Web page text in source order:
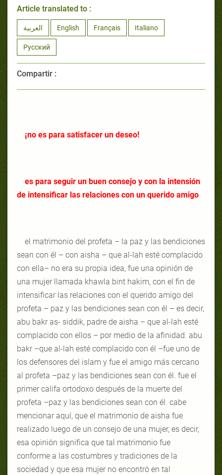
Article translated to :
العربية English Français Italiano
Русский
Compartir :
¡no es para satisfacer un deseo!
es para seguir un buen consejo y con la intensión
de intensificar las relaciones con un querido amigo
el matrimonio del profeta – la paz y las bendiciones
sean con él – con aisha – que al-lah esté complacido
con ella– no era su propia idea, fue una opinión de
una mujer llamada khawla bint hakim, con el fin de
intensificar las relaciones con el querido amigo del
profeta – paz y las bendiciones sean con él – es decir,
abu bakr as- siddik, padre de aisha – que al-lah esté
complacido con ellos – por medio de la afinidad. abu
bakr –que al-lah esté complacido con él –fue uno de
los defensores del islam y fue el amigo más cercano
al profeta –paz y las bendiciones sean con él. fue el
primer califa ortodoxo después de la muerte del
profeta –paz y las bendiciones sean con él. cabe
mencionar aquí, que el matrimonio de aisha fue
realizado luego de un consejo de una mujer, es decir,
esa opinión significa que tal matrimonio fue
conforme a las costumbres y tradiciones de la
sociedad y que esa mujer no encontró en tal